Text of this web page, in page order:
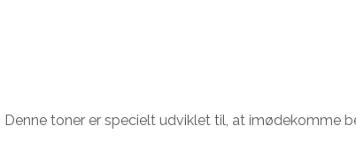
toner er specielt udviklet til, at imødekomme